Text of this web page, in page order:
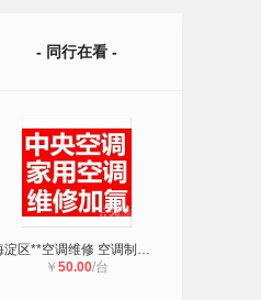
- 同行在看 -
海淀区**空调维修 空调制冷效果不
￥ 50.00/台